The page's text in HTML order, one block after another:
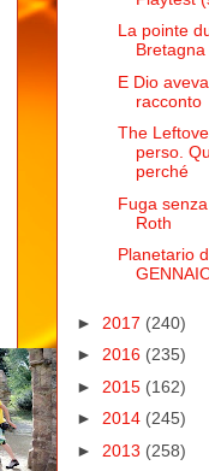
La pointe
E Dio
racconto
The
perso.
perché
Fuga
Roth
Planetario
► 2017 (240)
► 2016 (235)
► 2015 (162)
► 2014 (245)
► 2013 (258)